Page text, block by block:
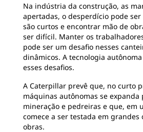
Na indústria da construção, as
apertadas, o desperdício pode ser
são curtos e encontrar mão de
ser difícil. Manter os
pode ser um desafio nesses
dinâmicos. A tecnologia
esses desafios.
A Caterpillar prevê que, no curto
máquinas autônomas se expanda
mineração e pedreiras e que, em
comece a ser testada em grandes
obras.